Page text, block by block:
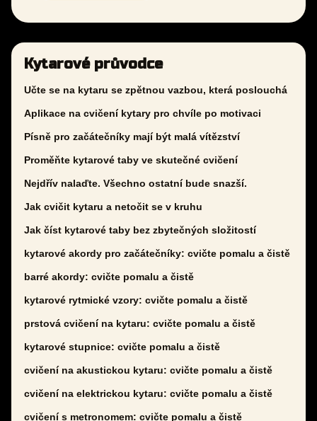
Kytarové průvodce
Učte se na kytaru se zpětnou vazbou, která poslouchá
Aplikace na cvičení kytary pro chvíle po motivaci
Písně pro začátečníky mají být malá vítězství
Proměňte kytarové taby ve skutečné cvičení
Nejdřív nalaďte. Všechno ostatní bude snazší.
Jak cvičit kytaru a netočit se v kruhu
Jak číst kytarové taby bez zbytečných složitostí
kytarové akordy pro začátečníky: cvičte pomalu a čistě
barré akordy: cvičte pomalu a čistě
kytarové rytmické vzory: cvičte pomalu a čistě
prstová cvičení na kytaru: cvičte pomalu a čistě
kytarové stupnice: cvičte pomalu a čistě
cvičení na akustickou kytaru: cvičte pomalu a čistě
cvičení na elektrickou kytaru: cvičte pomalu a čistě
cvičení s metronomem: cvičte pomalu a čistě